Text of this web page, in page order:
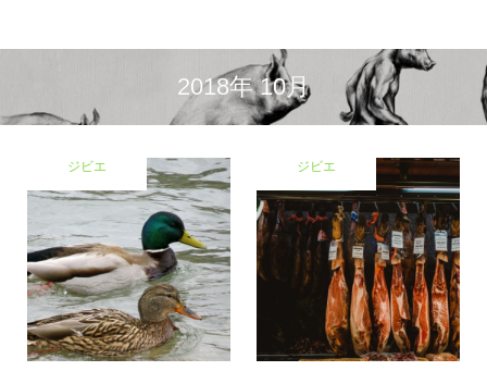
2018年 10月
ジビエ ジビエ